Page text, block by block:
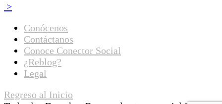
>
Conócenos
Contáctanos
Conoce Conector Social
¿Reblog?
Legal
Regreso al Inicio